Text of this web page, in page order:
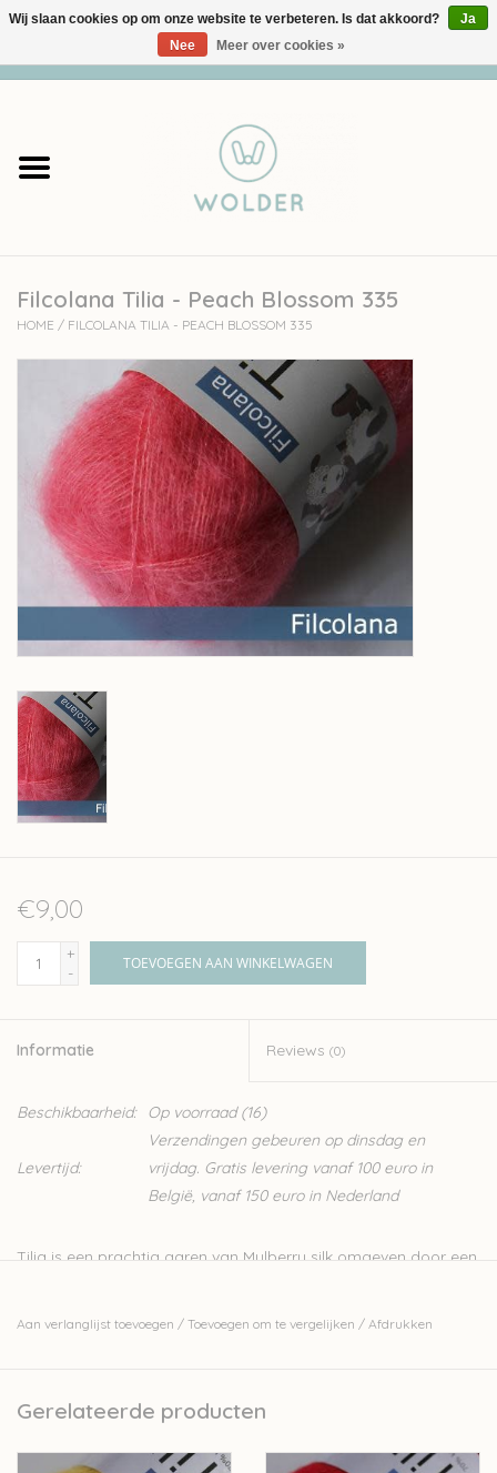
Garens
Accessoires
workshops
Cadeaubon
Solden
Over wolder
Filcolana Tilia - Peach Blossom 335
HOME / FILCOLANA TILIA - PEACH BLOSSOM 335
€9,00
+
-
TOEVOEGEN AAN WINKELWAGEN
Informatie Reviews (0)
Beschikbaarheid: Op voorraad(16)
Levertijd:
Verzendingen gebeuren op dinsdag en
vrijdag. Gratis levering vanaf 100 euro in
België, vanaf 150 euro in Nederland
Tilia is een prachtig garen van Mulberry silk omgeven door een
kleuren in de verschillende kwaliteiten terug.
Mohair combineert alle mooie kwaliteiten die we kennen van
Aan verlanglijst toevoegen / Toevoegen om te vergelijken / Afdrukken
Gerelateerde producten
Wij slaan cookies op om onze website te verbeteren. Is dat akkoord?
Ja
Nee
Meer over cookies »